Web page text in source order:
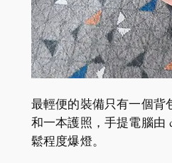
最輕便的裝備只有一個背
和一本護照，手提電腦由
鬆程度爆燈。